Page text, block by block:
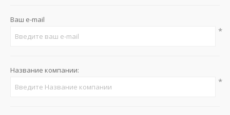
Ваш e-mail
*
Название компании:
*